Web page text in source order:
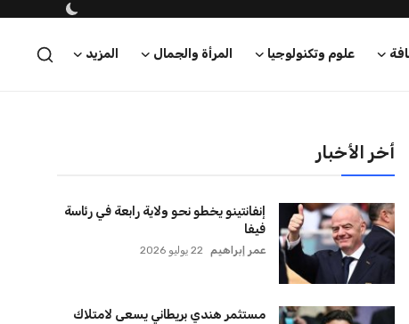
علوم وتكنولوجيا المرأة والجمال المزيد
أخر الأخبار
إنفانتينو يخطو نحو ولاية رابعة في رئاسة
فيفا
عمر إبراهيم 22 يوليو 2026
مستثمر هندي بريطاني يسعى لامتلاك